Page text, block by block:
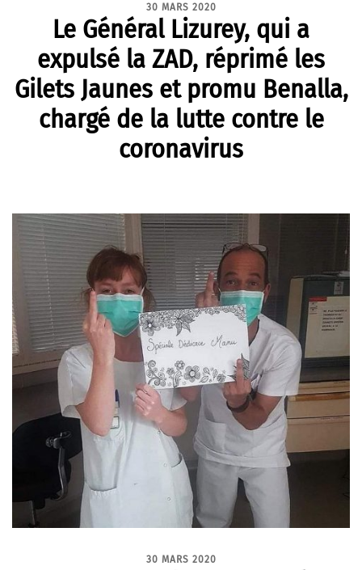
30 MARS 2020
Le Général Lizurey, qui a
expulsé la ZAD, réprimé les
Gilets Jaunes et promu Benalla,
chargé de la lutte contre le
coronavirus
30 MARS 2020